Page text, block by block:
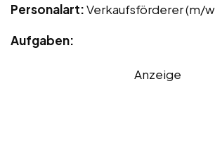
Personalart:Verkaufsförderer (m/
Aufgaben:
Anzeige